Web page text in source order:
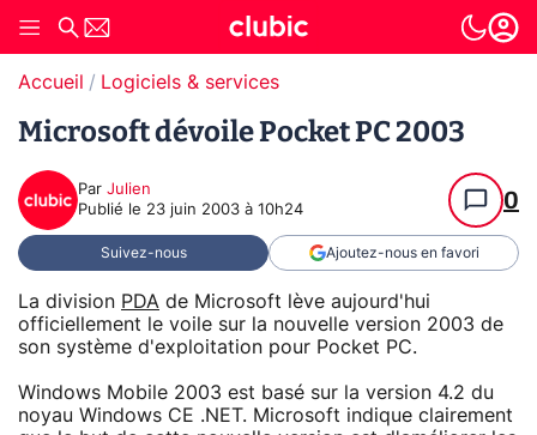
Accueil Logiciels & services
Microsoft dévoile Pocket PC 2003
Par Julien
Publié le 23 juin 2003 à 10h24 0
Suivez-nous Ajoutez-nous en favori
La division PDA de Microsoft lève aujourd'hui
officiellement le voile sur la nouvelle version 2003 de
son système d'exploitation pour Pocket PC.
Windows Mobile 2003 est basé sur la version 4.2 du
noyau Windows CE .NET. Microsoft indique clairement